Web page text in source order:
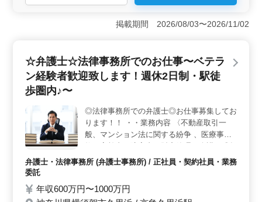
＜企業法務中心の法律事務所での弁護士＞ 神奈川県相
模原市緑区橋本に拠点を構える法律事務所では、企業法
務を中心にした弁護士を積極的に募集しています。
ン経験者の活躍場所＞ シニア世代の方も大歓迎で、50
歳以上の新規採用実績があります。経験豊富なベテラン
の方にぴったりの環境です。週休2日制や駅徒歩圏内な
ど、働きやすい環境が整っています。 ＜待遇充実の
環境＞ 年収600万円〜1500万円、実費支給の通勤手
当、社会保険完備、個人受任可能、弁護士費用事務所負
担可といった待遇が用意されています。未経験者も歓迎
され、積極的にサポートが行われています。
掲載期間 2026/08/03〜2026/11/02
☆弁護士☆法律事務所でのお仕事〜ベテラ
ン経験者歓迎致します！週休2日制・駅徒
歩圏内♪〜
◎法律事務所での弁護士◎お仕事募集してお
ります！！ ・・業務内容 〈不動産取引一
般、マンション法に関する紛争 、医療事
後見 、法人倒産、虐待・差別問題、M&A案
駅徒歩圏内・残業少なめ・個人案件受任可
弁護士・法律事務所 (弁護士事務所) / 正社員・契約社員・業務
委託
年収600万円〜1000万円